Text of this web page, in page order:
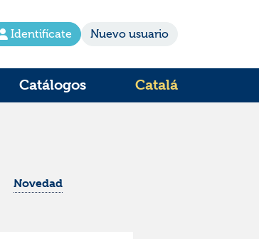
Identifícate Nuevo usuario
Catálogos Catalá
Novedad